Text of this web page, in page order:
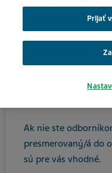
Na prístup do tejto
zdravotníctve,
oblasti sú určené
Klepnutím na
Ak nie ste
presmerovaný/á do
sú pre vás vhodné.
LIEČIVÁ S ÚČINKOM NA
Tlačiť / Uložiť
Prijať